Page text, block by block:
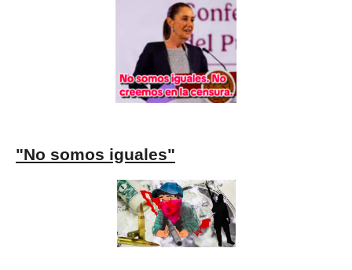
"No somos iguales"